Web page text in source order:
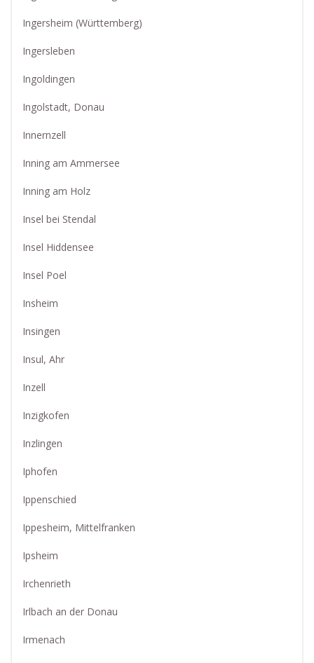
Ingersheim (Württemberg)
Ingersleben
Ingoldingen
Ingolstadt, Donau
Innernzell
Inning am Ammersee
Inning am Holz
Insel bei Stendal
Insel Hiddensee
Insel Poel
Insheim
Insingen
Insul, Ahr
Inzell
Inzigkofen
Inzlingen
Iphofen
Ippenschied
Ippesheim, Mittelfranken
Ipsheim
Irchenrieth
Irlbach an der Donau
Irmenach